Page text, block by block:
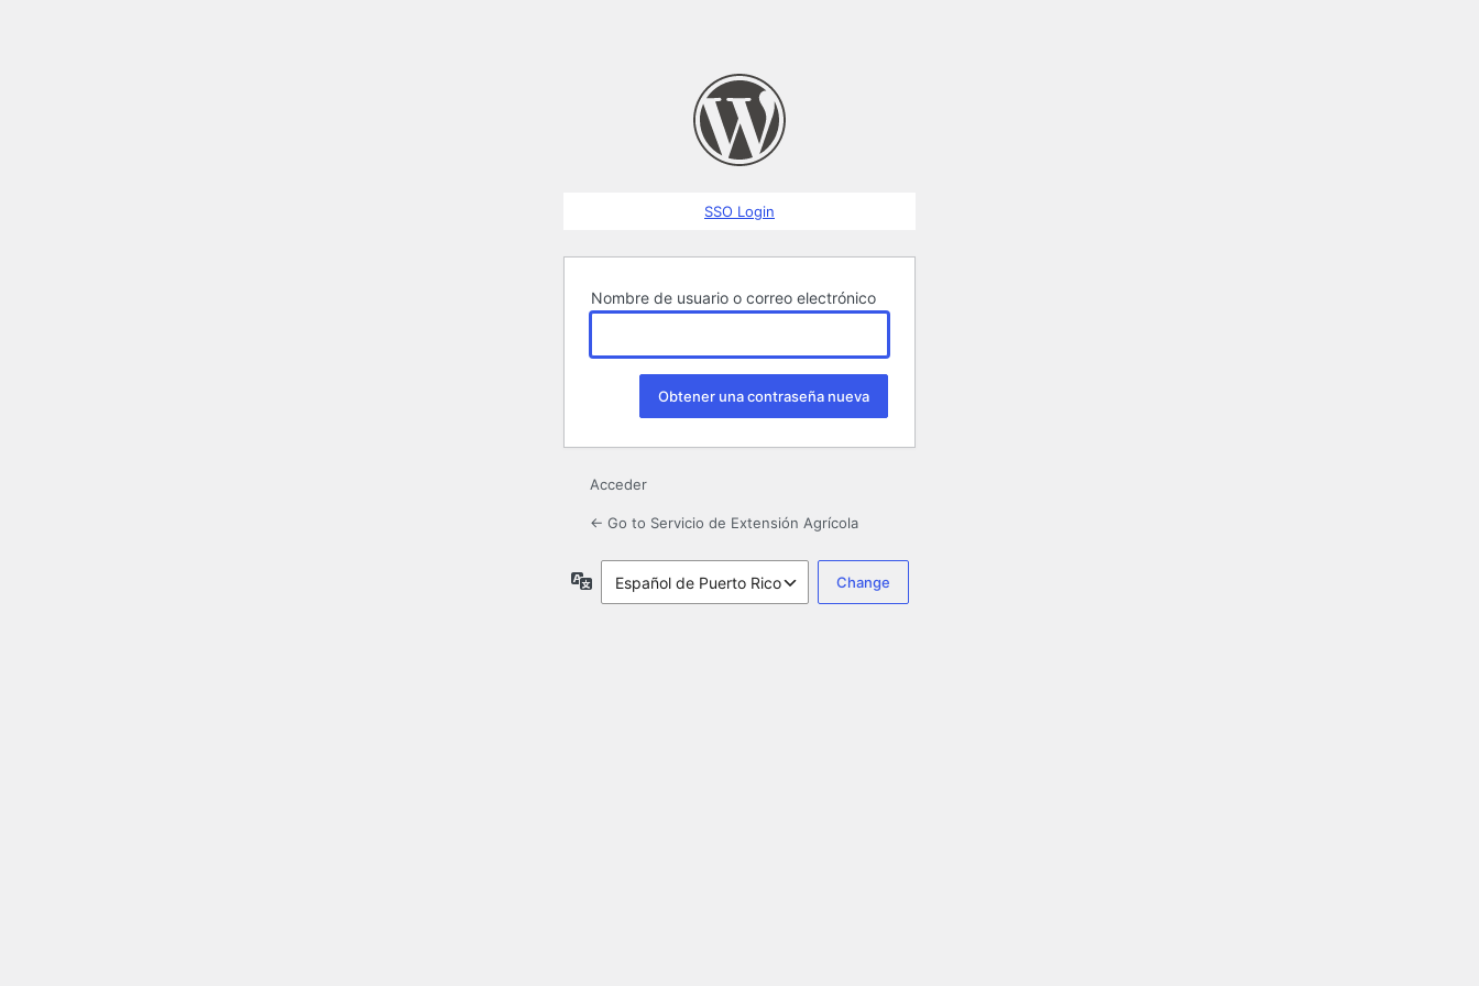
SSO Login
Nombre de usuario o correo electrónico
Acceder
← Go to Servicio de Extensión Agrícola
Idioma